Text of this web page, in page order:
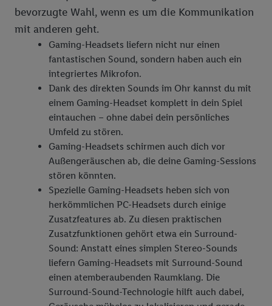
bevorzugte Wahl, wenn es um die Kommunikation
mit anderen geht.
Gaming-Headsets liefern nicht nur einen
fantastischen Sound, sondern haben auch ein
integriertes Mikrofon.
Dank des direkten Sounds im Ohr kannst du mit
einem Gaming-Headset komplett in dein Spiel
eintauchen – ohne dabei dein persönliches
Umfeld zu stören.
Gaming-Headsets schirmen auch dich vor
Außengeräuschen ab, die deine Gaming-Sessions
stören könnten.
Spezielle Gaming-Headsets heben sich von
herkömmlichen PC-Headsets durch einige
Zusatzfeatures ab. Zu diesen praktischen
Zusatzfunktionen gehört etwa ein Surround-
Sound: Anstatt eines simplen Stereo-Sounds
liefern Gaming-Headsets mit Surround-Sound
einen atemberaubenden Raumklang. Die
Surround-Sound-Technologie hilft auch dabei,
ausspielen können. Sie können Ihre Einwilligung speziell zur
Nutzung der Utiq-Technologie - zusätzlich zur weiter unten
erläuterten Möglichkeit, Ihre Einwilligung generell zu
widerrufen - jederzeit auch über das Datenschutzportal von
Utiq („consenthub“)oder über „Anpassen“/„Nutzung der
Telekommunikations-basierten Utiq-Technologie für digitales
Marketing“ am unteren Ende dieser Einwilligung (nur für die
Lidl-Dienste) widerrufen. Weitere Informationen finden Sie in
Datenschutzbestimmungen von Utiq
Durch einen Klick auf „Ablehnen“ können Sie nur den Einsatz
notwendiger Techniken zulassen. Durch einen Klick auf
„Zustimmen“ stimmen Sie allen Verarbeitungen zu sämtlichen
vorgenannten Zwecken unter Einbindung sämtlicher
genannten Partner zu. Weitere Informationen, auch zur
Speicherdauer der Daten und zu Ihrem Recht, Ihre
Einwilligung jederzeit mit Wirkung für die Zukunft zu
widerrufen, finden Sie in unserenDatenschutzbestimmungen
Die Impressen finden Sie hier.Unter „Anpassen“ können Sie
einzelne Verwendungszwecke oder Partner zulassen; das gilt
auch für die nachfolgend schlagwortartig benannten Zwecke
und Funktionen im Rahmen des Einsatzes des IAB TCF für